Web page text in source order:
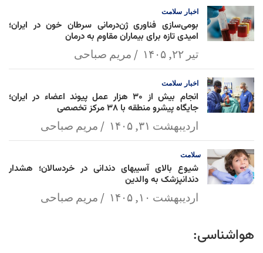
اخبار سلامت
بومی‌سازی فناوری ژن‌درمانی سرطان خون در ایران؛
امیدی تازه برای بیماران مقاوم به درمان
تیر ۲۲, ۱۴۰۵ مریم صباحی
اخبار سلامت
انجام بیش از ۳۰ هزار عمل پیوند اعضاء در ایران؛
جایگاه پیشرو منطقه با ۳۸ مرکز تخصصی
اردیبهشت ۳۱, ۱۴۰۵ مریم صباحی
سلامت
شیوع بالای آسیبهای دندانی در خردسالان؛ هشدار
دندانپزشک به والدین
اردیبهشت ۱۰, ۱۴۰۵ مریم صباحی
هواشناسی: